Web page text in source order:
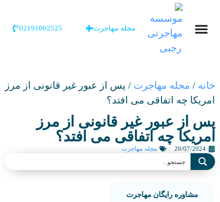
مجله مهاجرت 02191002525
خانه / مجله مهاجرت / پس از عبور غیر قانونی از مرز
امریکا چه اتفاقی می افتد؟
پس از عبور غیر قانونی از مرز
امریکا چه اتفاقی می افتد؟
20/07/2024 مجله مهاجرت
مشاوره رایگان مهاجرت